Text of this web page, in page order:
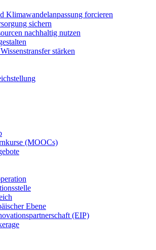
Klimawandelanpassung forcieren
sichern
nachhaltig nutzen
stärken
(MOOCs)
Ebene
(EIP)